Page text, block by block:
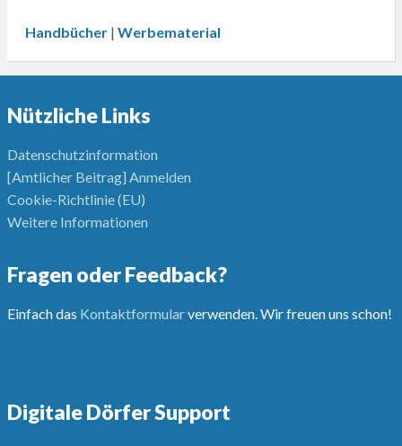
Handbücher| Werbematerial
Nützliche Links
Datenschutzinformation
[Amtlicher Beitrag] Anmelden
Cookie-Richtlinie (EU)
Weitere Informationen
Fragen oder Feedback?
Einfach das Kontaktformularverwenden. Wir freuen uns schon!
Digitale Dörfer Support